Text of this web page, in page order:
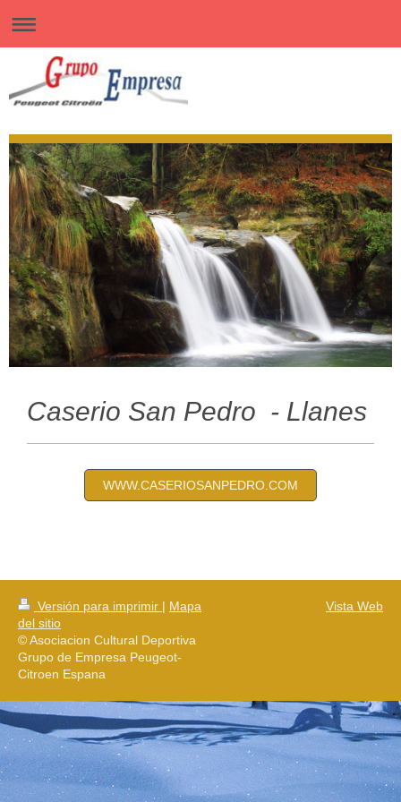
Caserio San Pedro - Llanes
WWW.CASERIOSANPEDRO.COM
Versión para imprimir | Mapa
del sitio
© Asociacion Cultural Deportiva
Grupo de Empresa Peugeot-
Citroen Espana
Vista Web